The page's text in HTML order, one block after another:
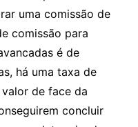
para
de criptomoeda
uma
máxima de